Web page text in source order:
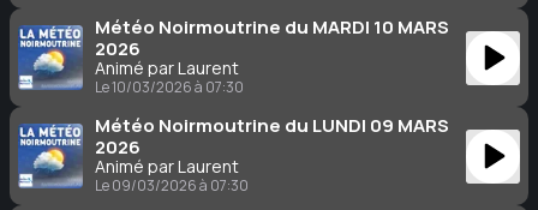
Météo Noirmoutrine du MARDI 10 MARS
2026
Animé par Laurent
Le 10/03/2026 à 07:30
Météo Noirmoutrine du LUNDI 09 MARS
2026
Animé par Laurent
Le 09/03/2026 à 07:30